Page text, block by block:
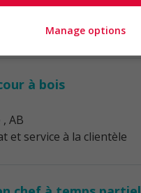
et service à la clientèle
à bois
, AB
et service à la clientèle
Manage options